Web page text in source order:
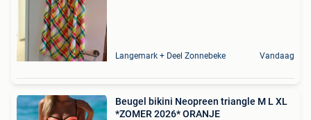
Langemark + Deel Zonnebeke Vandaag
Beugel bikini Neopreen triangle M L XL
*ZOMER 2026* ORANJE